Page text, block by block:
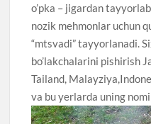
o’pka – jigardan
nozik mehmonlar uchun
“mtsvadi” tayyorlanadi.
bo’lakchalarini pishirish
Tailand,
va bu yerlarda uning